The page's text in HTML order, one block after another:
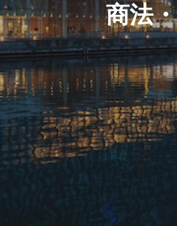
商法